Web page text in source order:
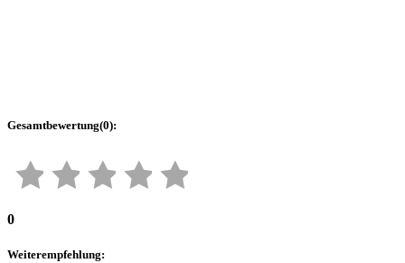
Gesamtbewertung(0):
0
Weiterempfehlung: